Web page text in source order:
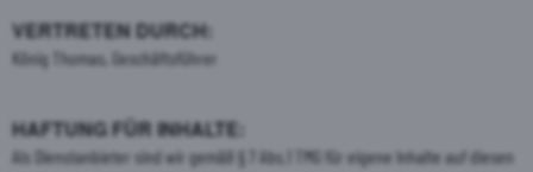
VERTRETEN DURCH:
König Thomas, Geschäftsführer
HAFTUNG FÜR INHALTE:
Als Dienstanbieter sind wir gemäß § 7 Abs.1 TMG für eigene Inhalte auf diesen